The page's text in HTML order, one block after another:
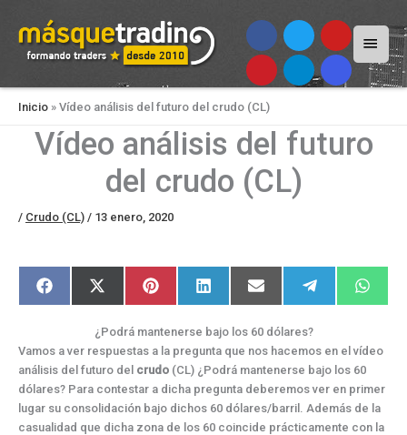
Menú
Inicio » Vídeo análisis del futuro del crudo (CL)
Vídeo análisis del futuro
del crudo (CL)
/ Crudo (CL) / 13 enero, 2020
Compartir
en
F
a
o
k
Compartir
en
X
(
w
t
t
e
r
)
Compartir
en
P
i
t
e
r
e
s
t
Compartir
en
L
i
k
e
d
n
Compartir
en
E
m
i
l
Compartir
en
e
r
m
en
W
h
A
¿Podrá mantenerse bajo los 60 dólares?
Vamos a ver respuestas a la pregunta que nos hacemos en el vídeo
análisis del futuro del crudo (CL) ¿Podrá mantenerse bajo los 60
dólares? Para contestar a dicha pregunta deberemos ver en primer
lugar su consolidación bajo dichos 60 dólares/barril. Además de la
casualidad que dicha zona de los 60 coincide prácticamente con la